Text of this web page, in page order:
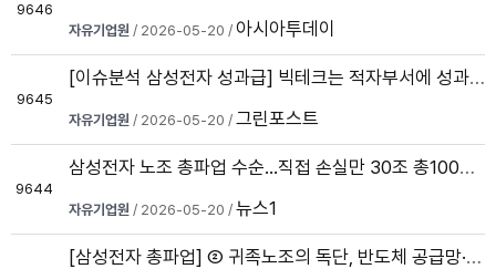
9646
자유기업원 / 2026-05-20 / 아시아투데이
9645
[이슈분석 삼성전자 성과급] 빅테크는 적자부서에 성과급을 줄까?
자유기업원 / 2026-05-20 / 그린포스트
9644
삼성전자 노조 총파업 수순…직접 손실만 30조 총100조 피해 현실로
자유기업원 / 2026-05-20 / 뉴스1
[삼성전자 총파업] ② 귀족노조의 독단, 반도체 공급망·한국경제 얼마...